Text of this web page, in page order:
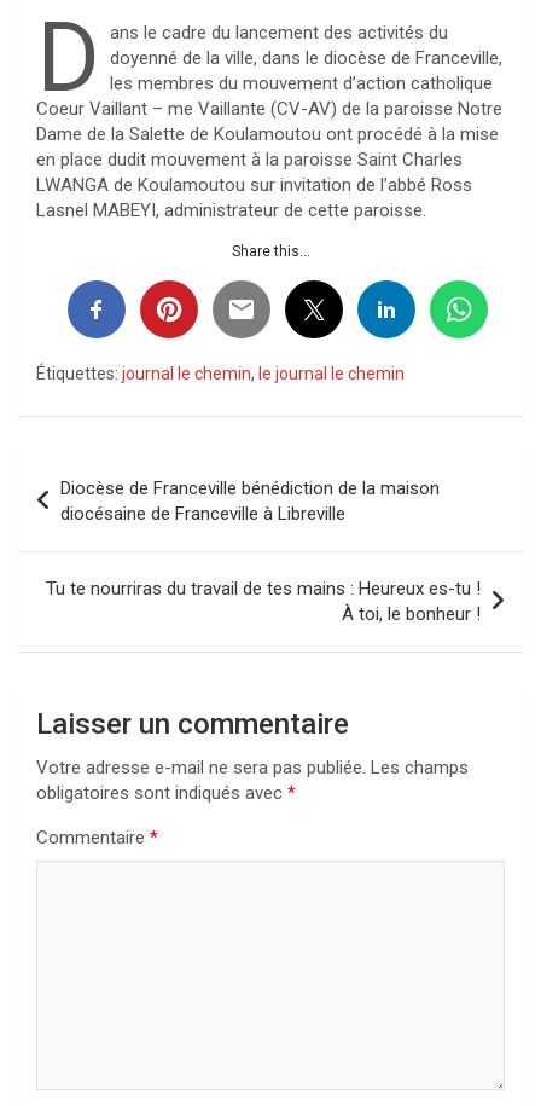
D
ans le cadre du lancement des activités du
doyenné de la ville, dans le diocèse de Franceville,
les membres du mouvement d’action catholique
Coeur Vaillant – me Vaillante (CV-AV) de la paroisse Notre
Dame de la Salette de Koulamoutou ont procédé à la mise
en place dudit mouvement à la paroisse Saint Charles
LWANGA de Koulamoutou sur invitation de l’abbé Ross
Lasnel MABEYI, administrateur de cette paroisse.
Share this...
Étiquettes: journal le chemin, le journal le chemin
de
l’article
Diocèse de Franceville bénédiction de la maison
diocésaine de Franceville à Libreville
Tu te nourriras du travail de tes mains : Heureux es-tu !
À toi, le bonheur !
Laisser un commentaire
Votre adresse e-mail ne sera pas publiée. Les champs
obligatoires sont indiqués avec *
Commentaire *